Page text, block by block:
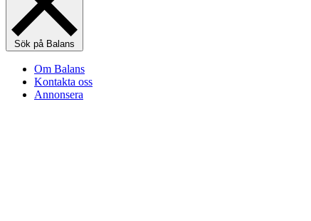
Sök på Balans
Om Balans
Kontakta oss
Annonsera